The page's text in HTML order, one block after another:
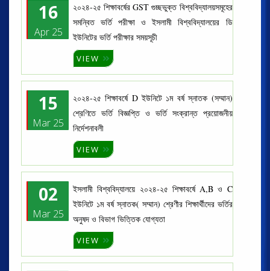
16
Apr 25
২০২৪-২৫ শিক্ষাবর্ষের GST গুচ্ছভুক্ত বিশ্ববিদ্যালয়সমূহের
সমন্বিত ভর্তি পরীক্ষা ও ইসলামী বিশ্ববিদ্যালয়ের ডি
ইউনিটের ভর্তি পরীক্ষার সময়সূচী
VIEW
15
Mar 25
২০২৪-২৫ শিক্ষাবর্ষে D ইউনিটে ১ম বর্ষ স্নাতক (সম্মান)
শ্রেণিতে ভর্তি বিজ্ঞপ্তি ও ভর্তি সংক্রান্ত প্রয়োজনীয়
নির্দেশনাবলী
VIEW
02
Mar 25
ইসলামী বিশ্ববিদ্যালয়ে ২০২৪-২৫ শিক্ষাবর্ষে A,B ও C
ইউনিটে ১ম বর্ষ স্নাতক( সম্মান) শ্রেণীর শিক্ষার্থীদের ভর্তির
অনুষদ ও বিভাগ ভিত্তিক যোগ্যতা
VIEW